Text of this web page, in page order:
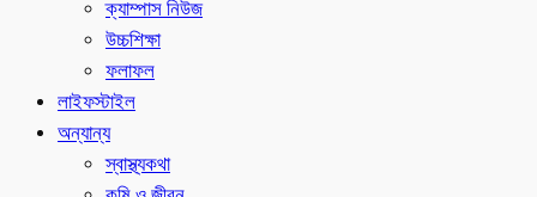
ক্যাম্পাস নিউজ
উচ্চশিক্ষা
ফলাফল
লাইফস্টাইল
অন্যান্য
স্বাস্থ্যকথা